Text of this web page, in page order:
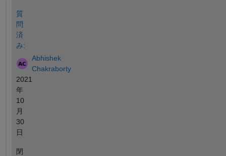
質
問
済
み:
Abhishek
Chakraborty
2021
年
10
月
30
日
閉